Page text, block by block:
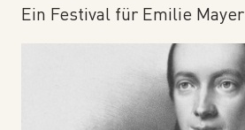
Ein Festival für Emilie Mayer